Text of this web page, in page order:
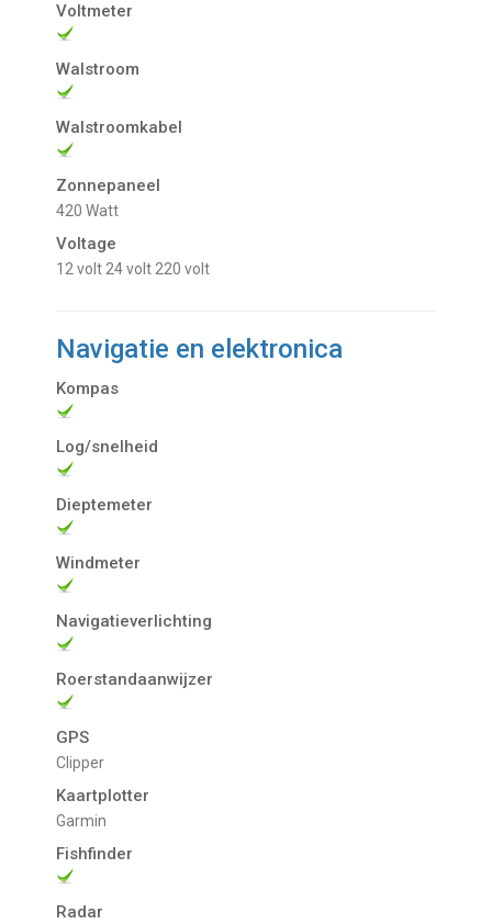
Voltmeter
Walstroom
Walstroomkabel
Zonnepaneel
420 Watt
Voltage
12 volt 24 volt 220 volt
Navigatie en elektronica
Kompas
Log/snelheid
Dieptemeter
Windmeter
Navigatieverlichting
Roerstandaanwijzer
GPS
Clipper
Kaartplotter
Garmin
Fishfinder
Radar